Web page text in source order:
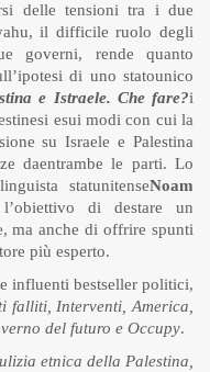
delle tensioni tra i due
il difficile ruolo degli
governi, rende quanto
di uno statounico
e Istraele. Che fare?i
esui modi con cui la
su Israele e Palestina
daentrambe le parti. Lo
statunitenseNoam
di destare un
ma anche di offrire spunti
più esperto.
influenti bestseller politici,
falliti, Interventi, America,
del futuro e Occupy.
etnica della Palestina,